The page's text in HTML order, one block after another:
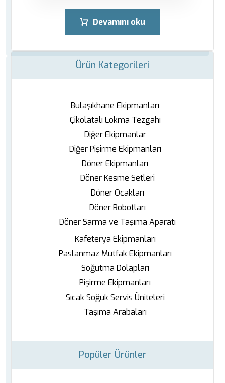
Devamını oku
Ürün Kategorileri
Bulaşıkhane Ekipmanları
Çikolatalı Lokma Tezgahı
Diğer Ekipmanlar
Diğer Pişirme Ekipmanları
Döner Ekipmanları
Döner Kesme Setleri
Döner Ocakları
Döner Robotları
Döner Sarma ve Taşıma Aparatı
Kafeterya Ekipmanları
Paslanmaz Mutfak Ekipmanları
Soğutma Dolapları
Pişirme Ekipmanları
Sıcak Soğuk Servis Üniteleri
Taşıma Arabaları
Popüler Ürünler